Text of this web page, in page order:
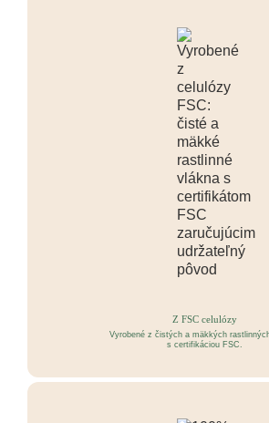
Z FSC celulózy
Vyrobené z čistých a mäkkých
s certifikáciou FSC.